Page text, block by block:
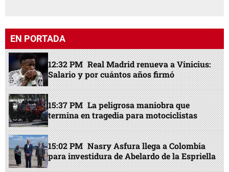
EN PORTADA
12:32 PM Real Madrid renueva a Vinicius:
Salario y por cuántos años firmó
15:37 PM La peligrosa maniobra que
termina en tragedia para motociclistas
15:02 PM Nasry Asfura llega a Colombia
para investidura de Abelardo de la Espriella